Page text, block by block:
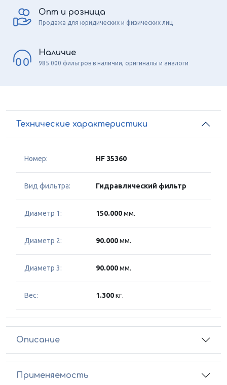
Опт и розница
Продажа для юридических и физических лиц
Наличие
985 000 фильтров в наличии, оригиналы и аналоги
Технические характеристики
Номер: HF 35360
Вид фильтра: Гидравлический фильтр
Диаметр 1: 150.000мм.
Диаметр 2: 90.000мм.
Диаметр 3: 90.000мм.
Вес: 1.300кг.
Описание
Применяемость